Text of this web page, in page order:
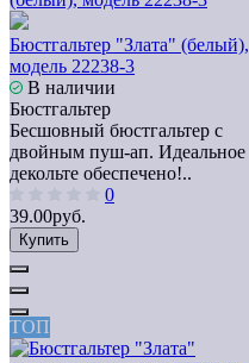
Бюстгальтер "Злата" (белый),
модель 22238-3
В наличии
Бюстгальтер
Бесшовный бюстгальтер с
двойным пуш-ап. Идеальное
декольте обеспечено!..
0
39.00руб.
Купить
ТОП